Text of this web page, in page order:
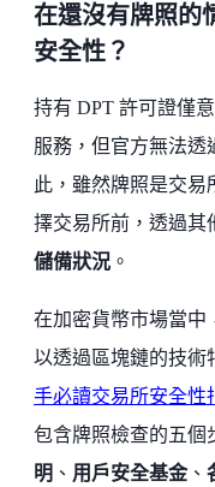
在還沒有牌照的
安全性？
持有 DPT 許可證僅
服務，但官方無法透
此，雖然牌照是交
擇交易所前，透過其
儲備狀況 。
在加密貨幣市場當中
以透過區塊鏈的技術
手必讀交易所安全性
包含牌照檢查的五個
明 、 用戶安全基金、